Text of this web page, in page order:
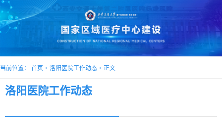
当前位置： 首页 > 洛阳医院工作动态 > 正文
洛阳医院工作动态